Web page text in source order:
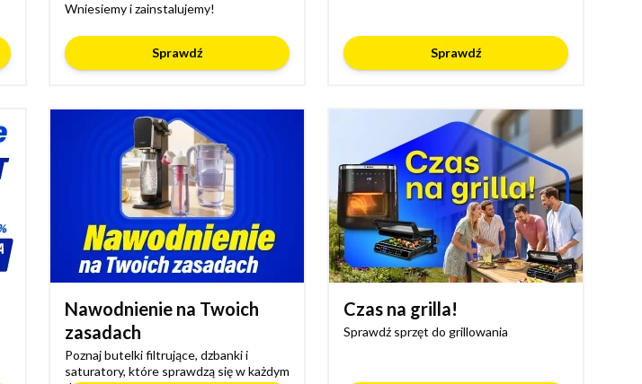
Wniesiemy i zainstalujemy!
Sprawdź Sprawdź
Nawodnienie na Twoich
zasadach
Poznaj butelki filtrujące, dzbanki i
saturatory, które sprawdzą się w każdym
Czas na grilla!
Sprawdź sprzęt do grillowania